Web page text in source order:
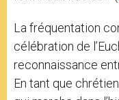
La fréquentation
célébration de
reconnaissance
En tant que